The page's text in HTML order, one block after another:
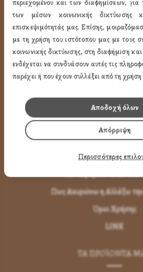
ΧΡΗΣΙΜA
Προφίλ
Ποιότητα
ΌΡΟΙ ΧΡΉΣΗΣ
Πως Μπορώ να
Πως Μπορώ να
Μεταφορικά &
Πως Ακυρώνω η Αλλάζω την
Όροι Χρήσης
LINK
ΤΑ ΠΡΟΪΟΝΤΑ
περιεχομένου και των διαφημίσεων, για
των μέσων κοινωνικής δικτύωσης
επισκεψιμότητάς μας. Επίσης,
με τη χρήση του ιστότοπου μας με τους
κοινωνικής δικτύωσης, στη διαφήμιση
ενδέχεται να συνδυάσουν αυτές τις
παρέχει ή που έχουν συλλέξει από τη
Απόρριψη
Αποδοχή όλων
Περισσότερες